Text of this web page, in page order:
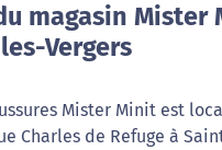
magasin Mister
Vergers
Mister Minit est
Charles de Refuge à